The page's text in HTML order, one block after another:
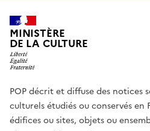
MINISTÈRE
DE LA CULTURE
POP décrit et diffuse des notices
culturels étudiés ou conservés
édifices ou sites, objets ou